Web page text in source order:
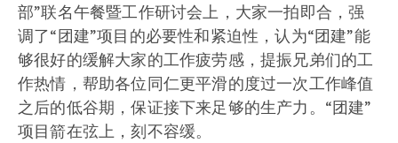
部”联名午餐暨工作研讨会上，大家一拍即合，强
调了“团建”项目的必要性和紧迫性，认为“团建”能
够很好的缓解大家的工作疲劳感，提振兄弟们的工
作热情，帮助各位同仁更平滑的度过一次工作峰值
之后的低谷期，保证接下来足够的生产力。“团建”
项目箭在弦上，刻不容缓。